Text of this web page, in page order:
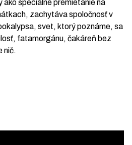
ako špeciálne premietanie na
zachytáva spoločnosť v
svet, ktorý poznáme, sa
fatamorgánu, čakáreň bez
nič.